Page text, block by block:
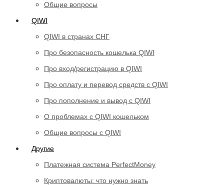
Общие вопросы
QIWI
QIWI в странах СНГ
Про безопасность кошелька QIWI
Про вход/регистрацию в QIWI
Про оплату и перевод средств c QIWI
Про пополнение и вывод с QIWI
О проблемах с QIWI кошельком
Общие вопросы с QIWI
Другие
Платежная система PerfectMoney
Криптовалюты: что нужно знать